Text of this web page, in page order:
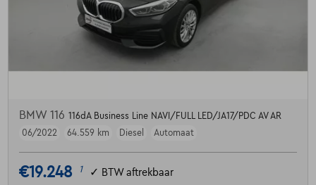
BMW 116 116dA Business Line NAVI/FULL LED/JA17/PDC AV AR
06/2022
64.559 km Diesel Automaat
€19.248 1 ✓ BTW aftrekbaar